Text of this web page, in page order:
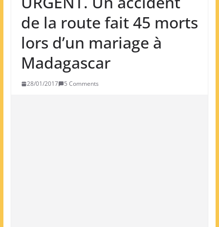
de la route fait 45 morts
lors d’un mariage à
Madagascar
28/01/2017 5 Comments